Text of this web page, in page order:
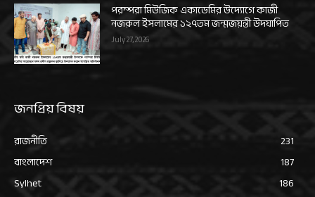
পরম্পরা মিউজিক একাডেমির উদ্যোগে কাজী
নজরুল ইসলামের ১২৭তম জন্মজয়ন্তী উদযাপিত
July 27, 2026
জনপ্রিয় বিষয়
রাজনীতি
231
বাংলাদেশ
187
Sylhet
186